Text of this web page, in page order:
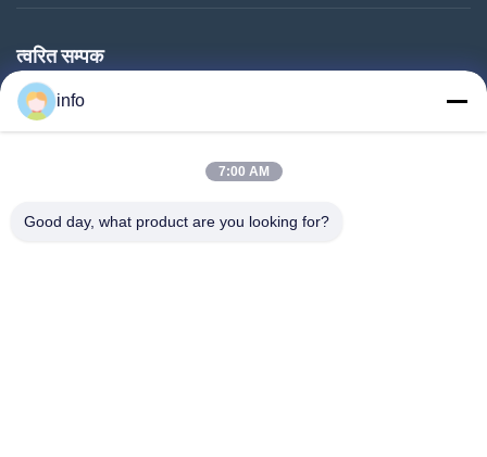
त्वरित सम्पक
घर
उत्पादों
हमारे बारे में
info
7:00 AM
Good day, what product are you looking for?